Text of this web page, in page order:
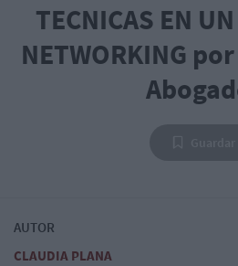
TECNICAS EN
NETWORKING
AUTOR
CLAUDIA PLANA